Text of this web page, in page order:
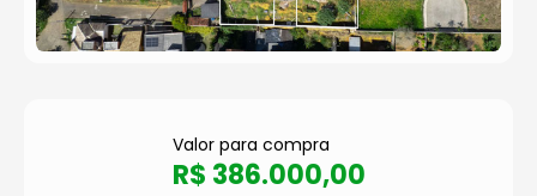
Valor para compra
R$ 386.000,00